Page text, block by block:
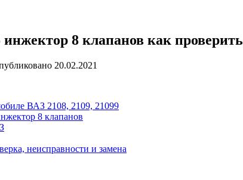
8 клапанов как проверить
20.02.2021
ВАЗ 2108, 2109, 21099
8 клапанов
неисправности и замена